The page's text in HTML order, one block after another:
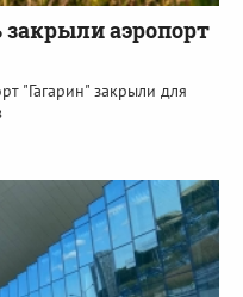
аэропорт
"Гагарин" закрыли для